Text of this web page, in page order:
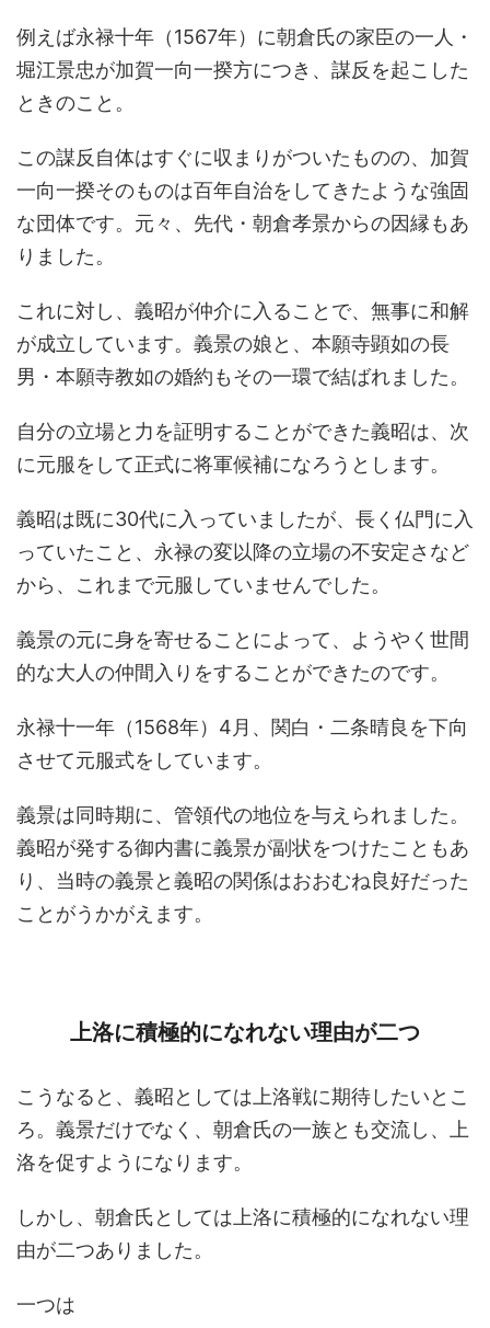
例えば永禄十年（1567年）に朝倉氏の家臣の一人・
堀江景忠が加賀一向一揆方につき、謀反を起こした
ときのこと。
この謀反自体はすぐに収まりがついたものの、加賀
一向一揆そのものは百年自治をしてきたような強固
な団体です。元々、先代・朝倉孝景からの因縁もあ
りました。
これに対し、義昭が仲介に入ることで、無事に和解
が成立しています。義景の娘と、本願寺顕如の長
男・本願寺教如の婚約もその一環で結ばれました。
自分の立場と力を証明することができた義昭は、次
に元服をして正式に将軍候補になろうとします。
義昭は既に30代に入っていましたが、長く仏門に入
っていたこと、永禄の変以降の立場の不安定さなど
から、これまで元服していませんでした。
義景の元に身を寄せることによって、ようやく世間
的な大人の仲間入りをすることができたのです。
永禄十一年（1568年）4月、関白・二条晴良を下向
させて元服式をしています。
義景は同時期に、管領代の地位を与えられました。
義昭が発する御内書に義景が副状をつけたこともあ
り、当時の義景と義昭の関係はおおむね良好だった
ことがうかがえます。
上洛に積極的になれない理由が二つ
こうなると、義昭としては上洛戦に期待したいとこ
ろ。義景だけでなく、朝倉氏の一族とも交流し、上
洛を促すようになります。
しかし、朝倉氏としては上洛に積極的になれない理
由が二つありました。
一つは